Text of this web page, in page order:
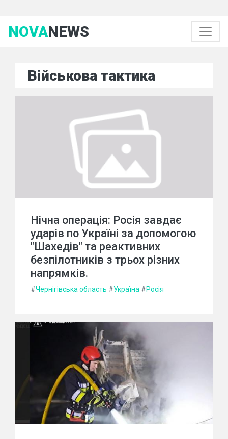
NOVANEWS
Військова тактика
Нічна операція: Росія завдає
ударів по Україні за допомогою
"Шахедів" та реактивних
безпілотників з трьох різних
напрямків.
#Чернігівська область #Україна #Росія